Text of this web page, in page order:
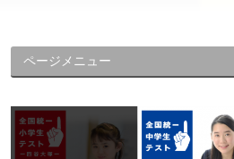
ページメニュー